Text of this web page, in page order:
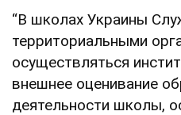
“В школах Украины
территориальными
осуществляться
внешнее оценивание
деятельности школы,